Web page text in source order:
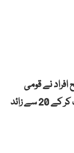
نے قومی
شاہراہ پر گیس کمپنی کے کیمپ پر فائرنگ کر کے 20 سے زائد